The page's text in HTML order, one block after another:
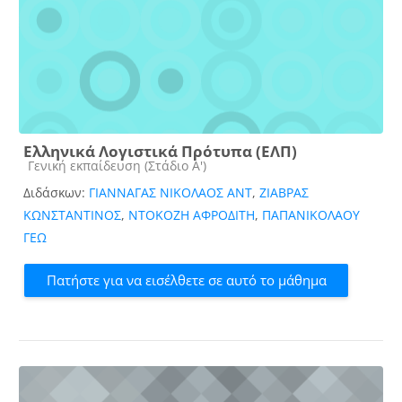
Ελληνικά Λογιστικά Πρότυπα (ΕΛΠ)
Κατηγορία μαθήματος
Γενική εκπαίδευση (Στάδιο Α')
Διδάσκων: ΓΙΑΝΝΑΓΑΣ ΝΙΚΟΛΑΟΣ ΑΝΤ, ΖΙΑΒΡΑΣ
ΚΩΝΣΤΑΝΤΙΝΟΣ, ΝΤΟΚΟΖΗ ΑΦΡΟΔΙΤΗ, ΠΑΠΑΝΙΚΟΛΑΟΥ
ΓΕΩ
Πατήστε για να εισέλθετε σε αυτό το μάθημα